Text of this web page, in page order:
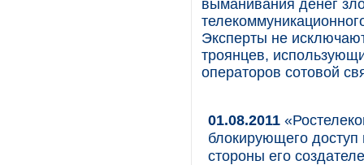
выманивания денег
Эксперты не
троянцев,
операторов сотовой
01.08.2011
блокирующего доступ
стороны его